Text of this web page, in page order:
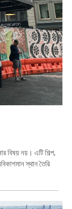
নয়। এটি শিল্প,
স্থান তৈরি